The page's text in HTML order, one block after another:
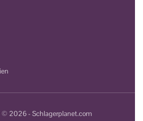
2026 - Schlagerplanet.com